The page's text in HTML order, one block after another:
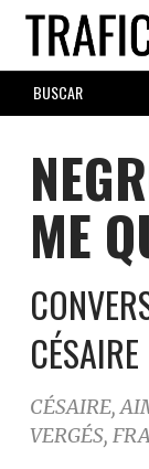
Skip
main
content
SEARCH
FORM
ME
CONVERSACIONES CON AIMÉ
CÉSAIRE
CÉSAIRE,
VERGÉS,